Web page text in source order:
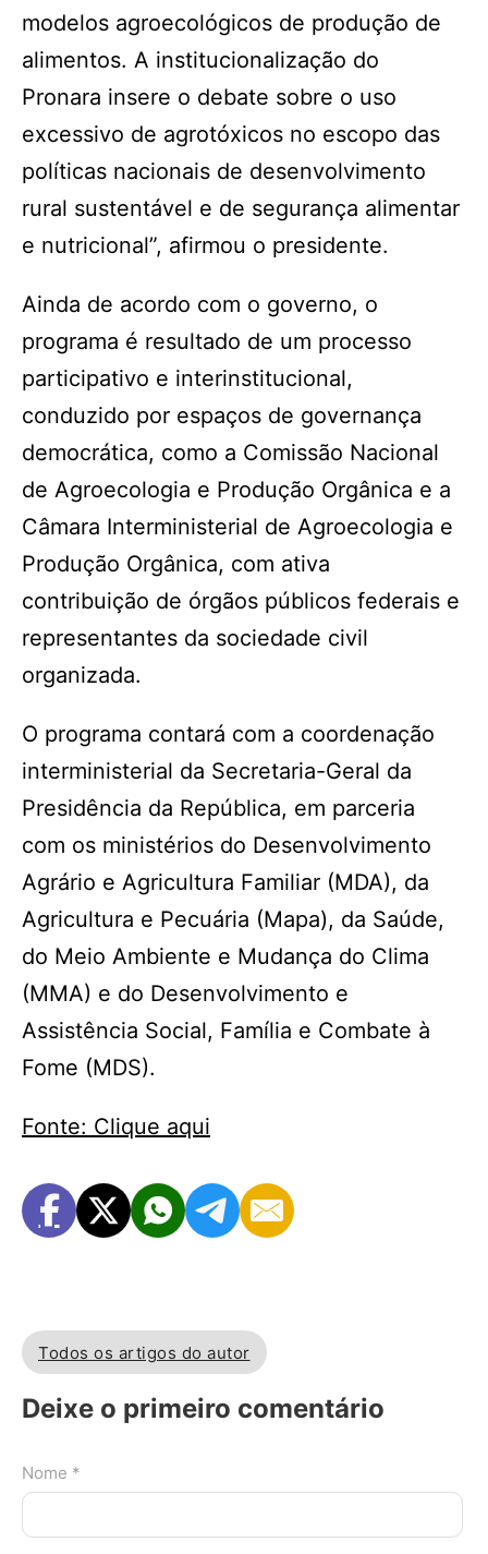
modelos agroecológicos de produção de
alimentos. A institucionalização do
Pronara insere o debate sobre o uso
excessivo de agrotóxicos no escopo das
políticas nacionais de desenvolvimento
rural sustentável e de segurança alimentar
e nutricional”, afirmou o presidente.
Ainda de acordo com o governo, o
programa é resultado de um processo
participativo e interinstitucional,
conduzido por espaços de governança
democrática, como a Comissão Nacional
de Agroecologia e Produção Orgânica e a
Câmara Interministerial de Agroecologia e
Produção Orgânica, com ativa
contribuição de órgãos públicos federais e
representantes da sociedade civil
organizada.
O programa contará com a coordenação
interministerial da Secretaria-Geral da
Presidência da República, em parceria
com os ministérios do Desenvolvimento
Agrário e Agricultura Familiar (MDA), da
Agricultura e Pecuária (Mapa), da Saúde,
do Meio Ambiente e Mudança do Clima
(MMA) e do Desenvolvimento e
Assistência Social, Família e Combate à
Fome (MDS).
Fonte: Clique aqui
Todos os artigos do autor
Deixe o primeiro comentário
Nome *